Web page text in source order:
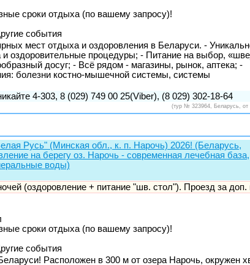
сроки отдыха (по вашему запросу)!
события
мест отдыха и оздоровления в Беларуси. -
оздоровительные процедуры; - Питание на выбор,
досуг; - Всё рядом - магазины, рынок, аптека; -
болезни костно-мышечной системы, системы
4-303, 8 (029) 749 00 25(Viber), (8 029) 302-18-64
(тур № 323964, Беларусь, от
Русь" (Минская обл., к. п. Нарочь) 2026! (Беларусь,
на берегу оз. Нарочь - современная лечебная база,
воды)
(оздоровление + питание "шв. стол"). Проезд за доп.
сроки отдыха (по вашему запросу)!
события
Расположен в 300 м от озера Нарочь, окружен